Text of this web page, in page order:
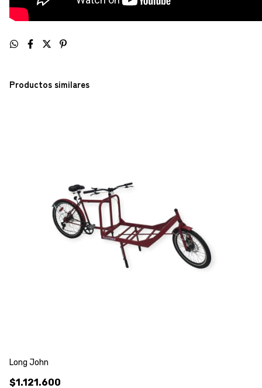
Productos similares
Long John
$1.121.600